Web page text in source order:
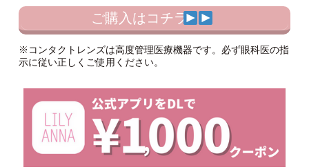
ご購入はコチラ
※コンタクトレンズは高度管理医療機器です。必ず眼科医の指
示に従い正しくご使用ください。